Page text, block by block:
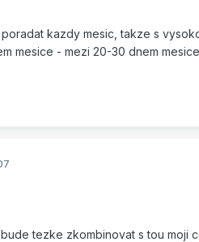
poradat kazdy mesic, takze s
mesice - mezi 20-30 dnem
tezke zkombinovat s tou moji